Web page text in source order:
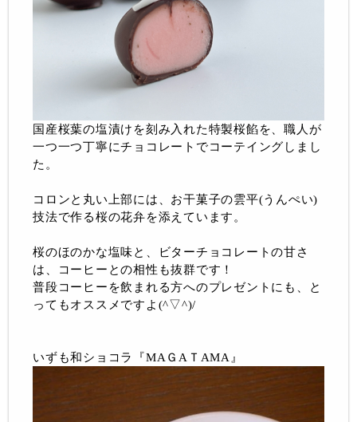
国産桜葉の塩漬けを刻み入れた特製桜餡を、職人が
一つ一つ丁寧にチョコレートでコーテイングしまし
た。
コロンと丸い上部には、お干菓子の雲平(うんぺい)
技法で作る桜の花弁を添えています。
桜のほのかな塩味と、ビターチョコレートの甘さ
は、コーヒーとの相性も抜群です！
普段コーヒーを飲まれる方へのプレゼントにも、と
ってもオススメですよ(^▽^)/
いずも和ショコラ『МAＧAＴAMA』